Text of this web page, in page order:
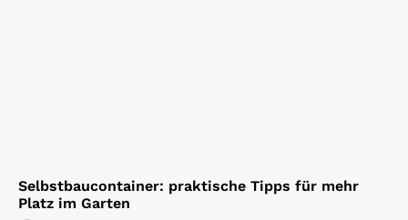
Selbstbaucontainer: praktische Tipps für mehr
Platz im Garten